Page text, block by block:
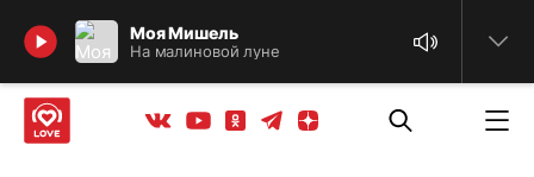
Моя Мишель
На малиновой луне
Найти
Вконтакте
YoutubeОдноклассники
ТелеграмЯндекс дзен